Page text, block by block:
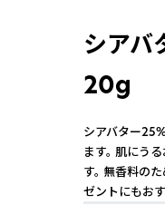
シアバ
20g
シアバター
ます。 肌にう
す。 無香料の
ゼントにもおす